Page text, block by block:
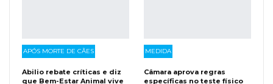
APÓS MORTE DE CÃES
Abilio rebate críticas e diz
que Bem-Estar Animal vive
MEDIDA
Câmara aprova regras
específicas no teste físico